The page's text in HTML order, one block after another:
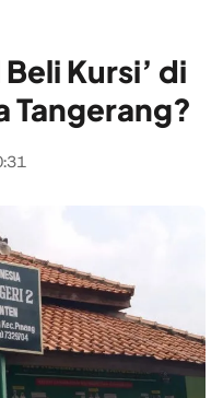
Kursi’ di
Tangerang?